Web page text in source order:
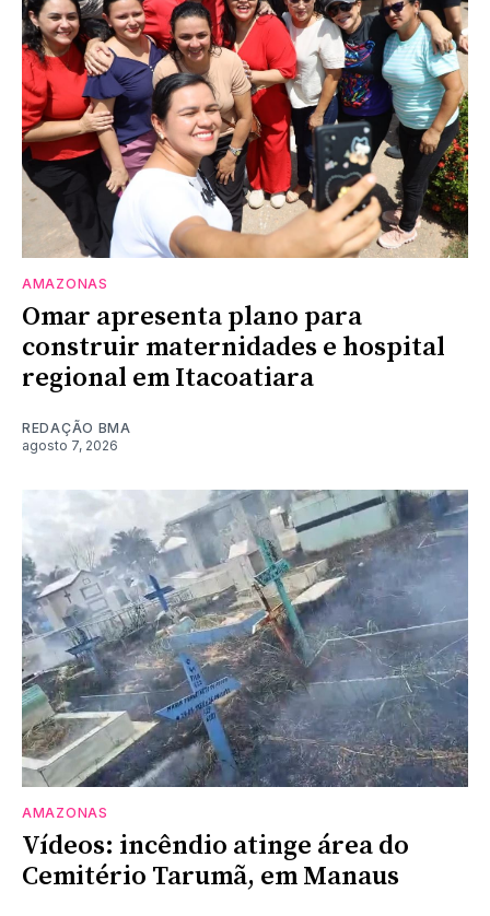
AMAZONAS
Omar apresenta plano para
construir maternidades e hospital
regional em Itacoatiara
REDAÇÃO BMA
agosto 7, 2026
AMAZONAS
Vídeos: incêndio atinge área do
Cemitério Tarumã, em Manaus